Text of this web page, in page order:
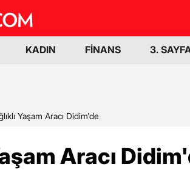
KADIN FİNANS 3.
Yaşam Aracı Didim'de
Aracı